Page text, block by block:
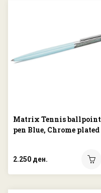
Matrix Tennis ballpoint
pen Blue, Chrome plated
2.250 ден.